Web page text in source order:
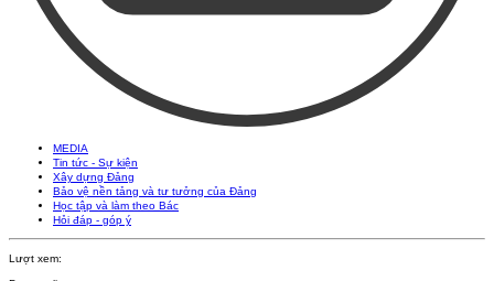
MEDIA
Tin tức - Sự kiện
Xây dựng Đảng
Bảo vệ nền tảng và tư tưởng của Đảng
Học tập và làm theo Bác
Hỏi đáp - góp ý
Lượt xem: